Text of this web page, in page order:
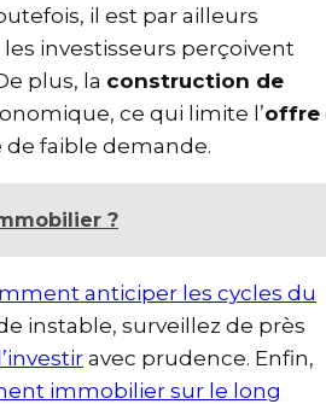
il est par ailleurs
investisseurs perçoivent
plus, laconstruction de
ce qui limite l’
de faible demande.
?
anticiper les cycles du
instable, surveillez de près
avec prudence. Enfin,
immobilier sur le long